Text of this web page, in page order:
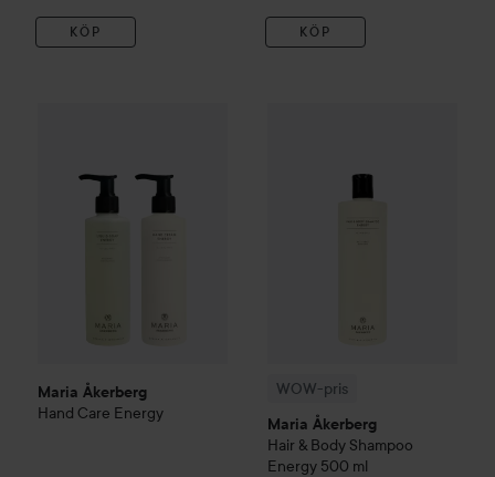
KÖP KÖP
Maria Åkerberg
Hand Care Energy
WOW-pris
Maria Åkerberg
Hair & Body Shampoo
Energy 500 ml